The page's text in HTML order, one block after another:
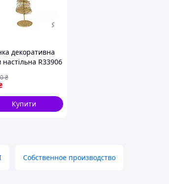
декоративна
настільна R33906
₴
Купити
Собственное производство